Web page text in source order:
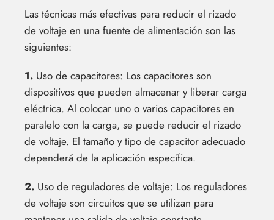
Las técnicas más efectivas para reducir el rizado
de voltaje en una fuente de alimentación son las
siguientes:
1. Uso de capacitores: Los capacitores son
dispositivos que pueden almacenar y liberar carga
eléctrica. Al colocar uno o varios capacitores en
paralelo con la carga, se puede reducir el rizado
de voltaje. El tamaño y tipo de capacitor adecuado
dependerá de la aplicación específica.
2. Uso de reguladores de voltaje: Los reguladores
de voltaje son circuitos que se utilizan para